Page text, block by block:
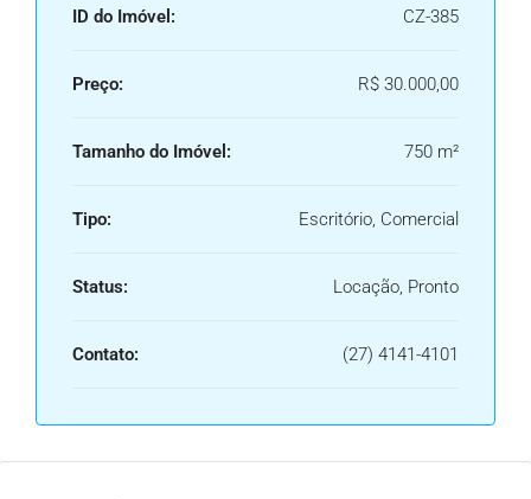
ID do Imóvel: CZ-385
Preço: R$ 30.000,00
Tamanho do Imóvel: 750 m²
Tipo: Escritório, Comercial
Status: Locação, Pronto
Contato: (27) 4141-4101